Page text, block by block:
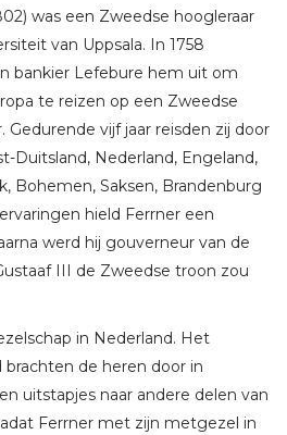
was een Zweedse hoogleraar
van Uppsala. In 1758
bankier Lefebure hem uit om
te reizen op een Zweedse
Gedurende vijf jaar reisden zij door
Duitsland, Nederland, Engeland,
Bohemen, Saksen, Brandenburg
hield Ferrner een
werd hij gouverneur van de
III de Zweedse troon zou
in Nederland. Het
de heren door in
uitstapjes naar andere delen van
Ferrner met zijn metgezel in